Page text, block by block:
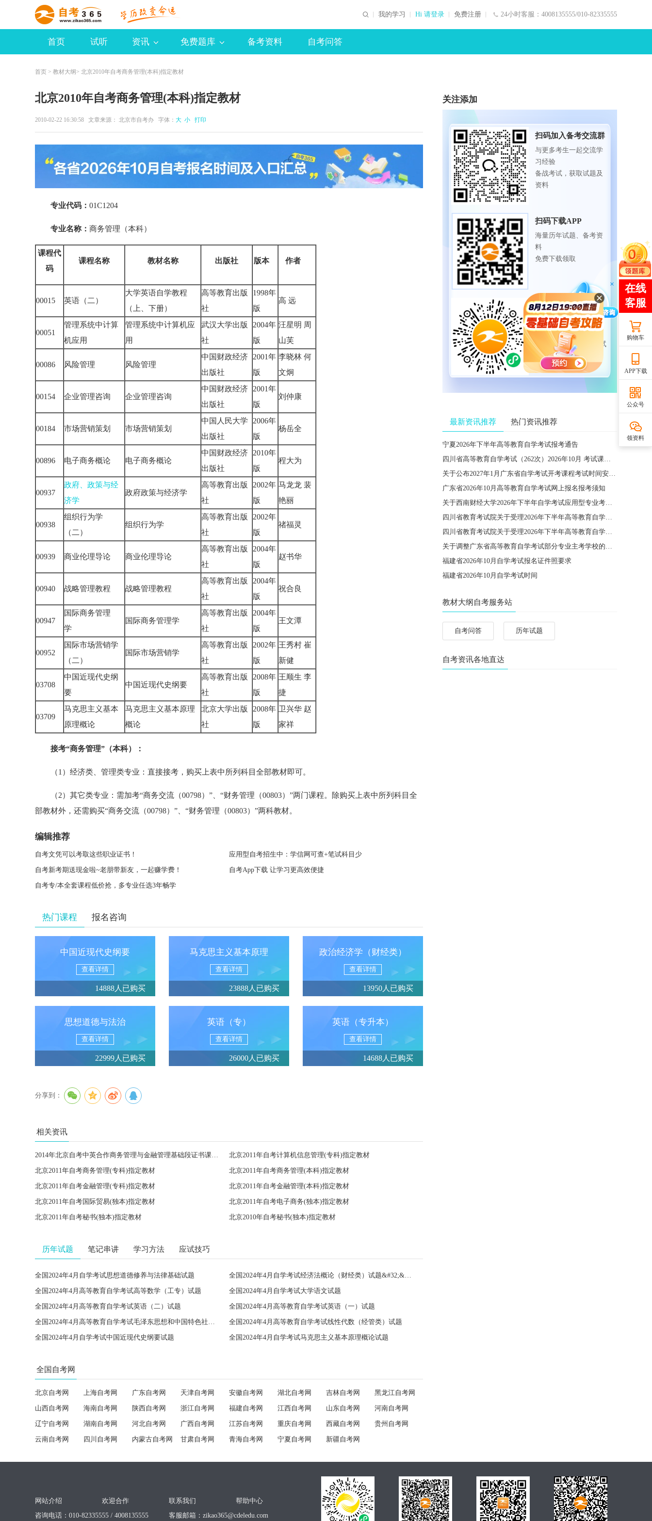
24小时客服：4008135555/010-82335555
我的学习 Hi 请登录 免费注册
首页 试听 资讯 免费题库 备考资料 自考问答
首页 > 教材大纲 > 北京2010年自考商务管理(本科)指定教材
北京2010年自考商务管理(本科)指定教材
2010-02-22 16:30:58 文章来源： 北京市自考办 字体： 大 小 打印
专业代码： 01C1204
专业名称： 商务管理（本科）
课程代
码
课程名称 教材名称 出版社 版本 作者
00015 英语（二）
大学英语自学教程
（上、下册）
高等教育出版
社
1998年
版
高 远
00051
管理系统中计算
机应用
管理系统中计算机应
用
武汉大学出版
社
2004年
版
汪星明 周
山芙
00086 风险管理 风险管理
中国财政经济
出版社
2001年
版
李晓林 何
文炯
00154 企业管理咨询 企业管理咨询
中国财政经济
出版社
2001年
版
刘仲康
00184 市场营销策划 市场营销策划
中国人民大学
出版社
2006年
版
杨岳全
00896 电子商务概论 电子商务概论
中国财政经济
出版社
2010年
版
程大为
00937
政府、政策与经
济学
政府政策与经济学
高等教育出版
社
2002年
版
马龙龙 裴
艳丽
00938
组织行为学
（二）
组织行为学
高等教育出版
社
2002年
版
禇福灵
00939 商业伦理导论 商业伦理导论
高等教育出版
社
2004年
版
赵书华
00940 战略管理教程 战略管理教程
高等教育出版
社
2004年
版
祝合良
00947
国际商务管理
学
国际商务管理学
高等教育出版
社
2004年
版
王文潭
00952
国际市场营销学
（二）
国际市场营销学
高等教育出版
社
2002年
版
王秀村 崔
新健
03708
中国近现代史纲
要
中国近现代史纲要
高等教育出版
社
2008年
版
王顺生 李
捷
03709
马克思主义基本
原理概论
马克思主义基本原理
概论
北京大学出版
社
2008年
版
卫兴华 赵
家祥
接考“商务管理”（本科）：
（1）经济类、管理类专业：直接接考，购买上表中所列科目全部教材即可。
（2）其它类专业：需加考“商务交流（00798）”、“财务管理（00803）”两门课程。除购买上表中所列科目全
部教材外，还需购买“商务交流（00798）”、“财务管理（00803）”两科教材。
编辑推荐
自考文凭可以考取这些职业证书！ 应用型自考招生中：学信网可查+笔试科目少
自考新考期送现金啦~老朋带新友，一起赚学费！ 自考App下载 让学习更高效便捷
自考专/本全套课程低价抢，多专业任选3年畅学
热门课程 报名咨询
中国近现代史纲要
查看详情
14888人已购买
马克思主义基本原理
查看详情
23888人已购买
政治经济学（财经类）
查看详情
13950人已购买
思想道德与法治
查看详情
22999人已购买
英语（专）
查看详情
26000人已购买
英语（专升本）
查看详情
14688人已购买
分享到：
相关资讯
2014年北京自考中英合作商务管理与金融管理基础段证书课程教材信息表 北京2011年自考计算机信息管理(专科)指定教材
北京2011年自考商务管理(专科)指定教材 北京2011年自考商务管理(本科)指定教材
北京2011年自考金融管理(专科)指定教材 北京2011年自考金融管理(本科)指定教材
北京2011年自考国际贸易(独本)指定教材 北京2011年自考电子商务(独本)指定教材
北京2011年自考秘书(独本)指定教材 北京2010年自考秘书(独本)指定教材
历年试题 笔记串讲 学习方法 应试技巧
全国2024年4月自学考试思想道德修养与法律基础试题 全国2024年4月自学考试经济法概论（财经类）试题&#32;&#32;
全国2024年4月高等教育自学考试高等数学（工专）试题 全国2024年4月自学考试大学语文试题
全国2024年4月高等教育自学考试英语（二）试题 全国2024年4月高等教育自学考试英语（一）试题
全国2024年4月高等教育自学考试毛泽东思想和中国特色社会主义理论体系概论试题 全国2024年4月高等教育自学考试线性代数（经管类）试题
全国2024年4月自学考试中国近现代史纲要试题 全国2024年4月自学考试马克思主义基本原理概论试题
全国自考网
北京自考网 上海自考网 广东自考网 天津自考网 安徽自考网 湖北自考网 吉林自考网 黑龙江自考网
山西自考网 海南自考网 陕西自考网 浙江自考网 福建自考网 江西自考网 山东自考网 河南自考网
辽宁自考网 湖南自考网 河北自考网 广西自考网 江苏自考网 重庆自考网 西藏自考网 贵州自考网
云南自考网 四川自考网 内蒙古自考网 甘肃自考网 青海自考网 宁夏自考网 新疆自考网
关注添加
扫码加入备考交流群
与更多考生一起交流学
习经验
备战考试，获取试题及
资料
扫码下载APP
海量历年试题、备考资
料
免费下载领取
扫码进入微信小程序
每日练题巩固、考前模
拟实战
免费体验自考365海量试
题
最新资讯推荐 热门资讯推荐
宁夏2026年下半年高等教育自学考试报考通告
四川省高等教育自学考试（262次）2026年10月 考试课程简表
关于公布2027年1月广东省自学考试开考课程考试时间安排和使用教材的通知
广东省2026年10月高等教育自学考试网上报名报考须知
关于西南财经大学2026年下半年自学考试应用型专业考籍更改办理的通知
四川省教育考试院关于受理2026年下半年高等教育自学考试省际转考申请的通告
四川省教育考试院关于受理2026年下半年高等教育自学考试考籍更改申请的通告
关于调整广东省高等教育自学考试部分专业主考学校的通知
福建省2026年10月自学考试报名证件照要求
福建省2026年10月自学考试时间
教材大纲自考服务站
自考问答 历年试题
自考资讯各地直达
购物车
APP下载
公众号
领资料
网站介绍 欢迎合作 联系我们
帮助中心
咨询电话：010-82335555 / 4008135555
客服邮箱： zikao365@cdeledu.com